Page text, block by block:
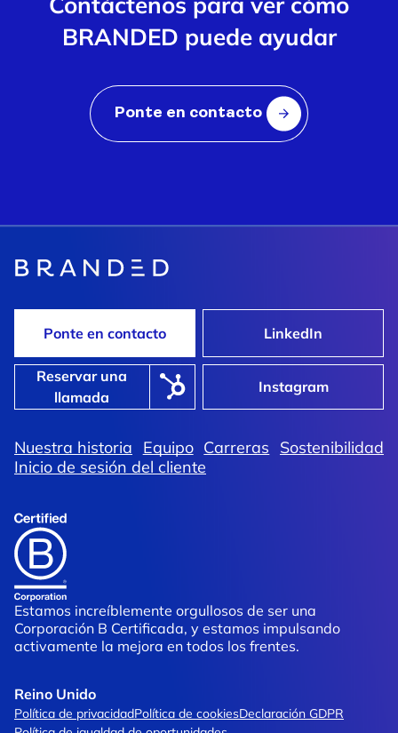
BRANDED puede ayudar
Ponte en contacto
Ponte en contacto LinkedIn
Reservar una
llamada
Instagram
Nuestra historia Equipo Carreras
Sostenibilidad
Inicio de sesión del cliente
Estamos increíblemente orgullosos de ser una
Corporación B Certificada, y estamos impulsando
activamente la mejora en todos los frentes.
Reino Unido
Política de privacidadPolítica de cookiesDeclaración GDPR